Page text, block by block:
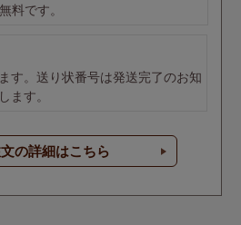
料です。
す。送り状番号は発送完了のお知
ます。
の詳細はこちら